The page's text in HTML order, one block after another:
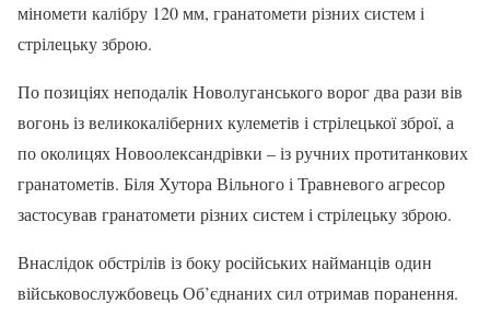
міномети калібру 120 мм, гранатомети різних систем і
стрілецьку зброю.
По позиціях неподалік Новолуганського ворог два рази вів
вогонь із великокаліберних кулеметів і стрілецької зброї, а
по околицях Новоолександрівки – із ручних протитанкових
гранатометів. Біля Хутора Вільного і Травневого агресор
застосував гранатомети різних систем і стрілецьку зброю.
Внаслідок обстрілів із боку російських найманців один
військовослужбовець Об’єднаних сил отримав поранення.